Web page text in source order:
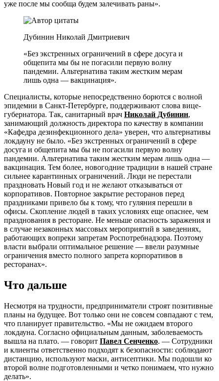
уже после мы сообща будем залечивать раны».
Дубинин Николай Дмитриевич
«Без экстренных ограничений в сфере досуга и
общепита мы бы не погасили первую волну
пандемии. Альтернатива таким жестким мерам
лишь одна — вакцинация».
Специалисты, которые непосредственно борются с волной
эпидемии в Санкт-Петербурге, поддерживают слова вице-
губернатора. Так, санитарный врач Николай Дубинин,
занимающий должность директора по качеству в компании
«Кафедра дезинфекционного дела» уверен, что альтернативы
локдауну не было. «Без экстренных ограничений в сфере
досуга и общепита мы бы не погасили первую волну
пандемии. Альтернатива таким жестким мерам лишь одна —
вакцинация. Тем более, новогодние традиции в нашей стране
сильнее карантинных ограничений. Люди не перестали
праздновать Новый год и не желают отказываться от
корпоративов. Повторное закрытие ресторанов перед
праздниками привело бы к тому, что гуляния перешли в
офисы. Скопление людей в таких условиях еще опаснее, чем
празднования в ресторане. Не меньше опасность заражения и
в случае незаконных массовых мероприятий в заведениях,
работающих вопреки запретам Роспотребнадзора. Поэтому
власти выбрали оптимальное решение — ввели разумные
ограничения вместо полного запрета корпоративов в
ресторанах».
Что дальше
Несмотря на трудности, предприниматели строят позитивные
планы на будущее. Вот только они не совсем совпадают с тем,
что планирует правительство. «Мы не ожидаем второго
локдауна. Согласно официальным данным, заболеваемость
вышла на плато. — говорит Павел Сенченко. — Сотрудники
и клиенты ответственно подходят к безопасности: соблюдают
дистанцию, используют маски, антисептики. Мы подошли ко
второй волне подготовленными и четко понимаем, что нужно
делать».